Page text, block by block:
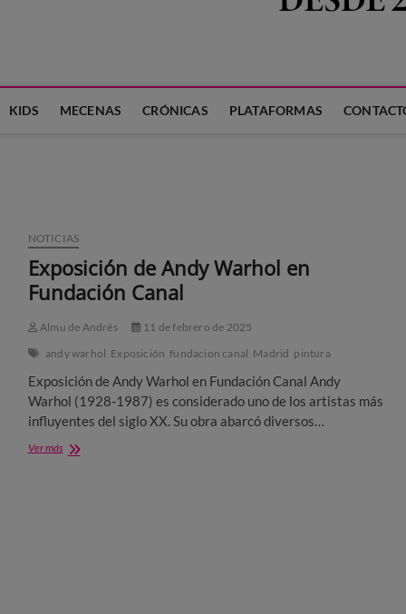
KIDS MECENAS CRÓNICAS PLATAFORMAS
NOTICIAS
Exposición de Andy Warhol en
Fundación Canal
Almu de Andrés
11 de febrero de 2025
andy warhol Exposición fundacion canal Madrid pintura
Exposición de Andy Warhol en Fundación Canal Andy
Warhol (1928-1987) es considerado uno de los artistas más
influyentes del siglo XX. Su obra abarcó diversos…
Ver másExposición